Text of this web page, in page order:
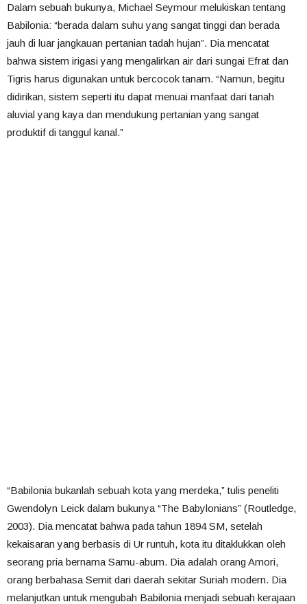
Dalam sebuah bukunya, Michael Seymour melukiskan tentang
Babilonia: “berada dalam suhu yang sangat tinggi dan berada
jauh di luar jangkauan pertanian tadah hujan”. Dia mencatat
bahwa sistem irigasi yang mengalirkan air dari sungai Efrat dan
Tigris harus digunakan untuk bercocok tanam. “Namun, begitu
didirikan, sistem seperti itu dapat menuai manfaat dari tanah
aluvial yang kaya dan mendukung pertanian yang sangat
produktif di tanggul kanal.”
“Babilonia bukanlah sebuah kota yang merdeka,” tulis peneliti
Gwendolyn Leick dalam bukunya “The Babylonians” (Routledge,
2003). Dia mencatat bahwa pada tahun 1894 SM, setelah
kekaisaran yang berbasis di Ur runtuh, kota itu ditaklukkan oleh
seorang pria bernama Samu-abum. Dia adalah orang Amori,
orang berbahasa Semit dari daerah sekitar Suriah modern. Dia
melanjutkan untuk mengubah Babilonia menjadi sebuah kerajaan